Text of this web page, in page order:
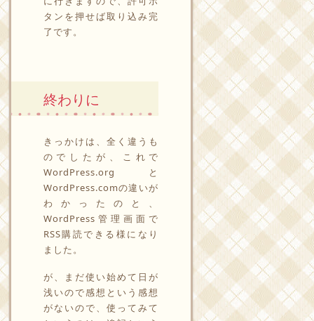
タンを押せば取り込み完
了です。
終わりに
きっかけは、全く違うも
のでしたが、これで
WordPress.orgと
WordPress.comの違いが
わかったのと、
WordPress管理画面で
RSS購読できる様になり
ました。
が、まだ使い始めて日が
浅いので感想という感想
がないので、使ってみて